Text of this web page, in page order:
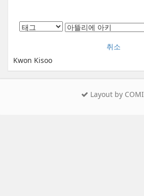
취소
Kwon Kisoo
Layout by COMI